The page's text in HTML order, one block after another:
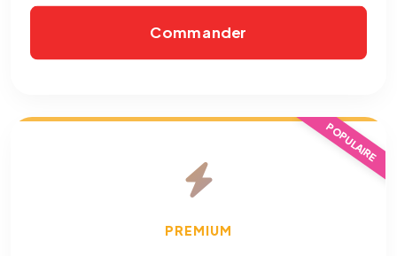
Commander
POPULAIRE
PREMIUM